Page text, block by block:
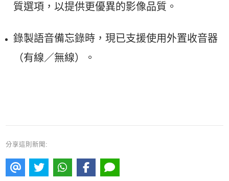
質選項，以提供更優異的影像品質。
錄製語音備忘錄時，現已支援使用外置收音器
（有線／無線）。
分享這則新聞: